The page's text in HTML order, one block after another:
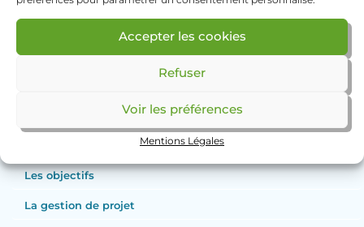
Accepter les cookies
Refuser
Voir les préférences
Mentions Légales
Historique pédiatrique
2026 Hôpital Marie-Lannelongue
Les objectifs
La gestion de projet